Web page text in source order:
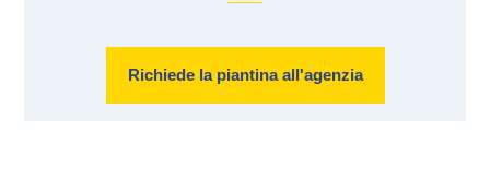
Richiede la piantina all'agenzia